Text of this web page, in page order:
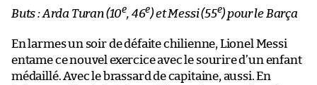
Buts : Arda Turan (10e, 46e) et Messi (55e) pour le Barça
En larmes un soir de défaite chilienne, Lionel Messi
entame ce nouvel exercice avec le sourire d’un enfant
médaillé. Avec le brassard de capitaine, aussi. En